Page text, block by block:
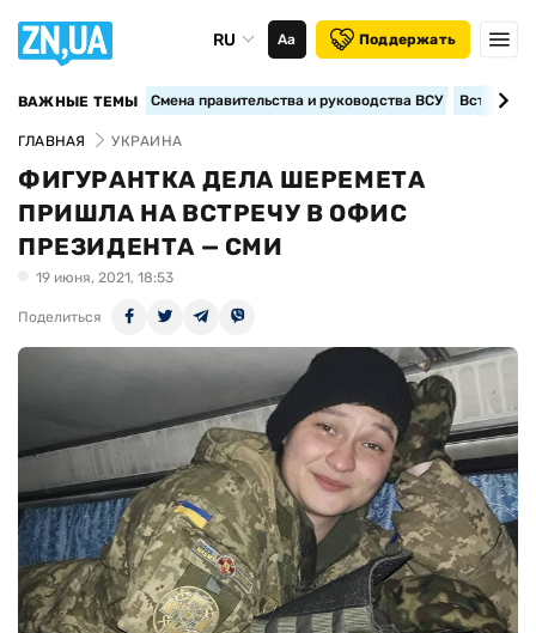
RU Аа Поддержать
ВАЖНЫЕ ТЕМЫ Смена правительства и руководства ВСУ
ГЛАВНАЯ УКРАИНА
ФИГУРАНТКА ДЕЛА ШЕРЕМЕТА
ПРИШЛА НА ВСТРЕЧУ В ОФИС
ПРЕЗИДЕНТА — СМИ
19 июня, 2021, 18:53
Поделиться